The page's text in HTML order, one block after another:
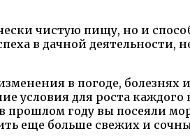
чистую пищу, но и
в дачной деятельности,
в погоде, болезнях
условия для роста каждого
году вы посеяли
еще больше свежих и